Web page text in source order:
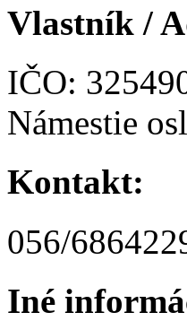
Vlastník /
IČO:
Námestie
Kontakt:
056/
Iné